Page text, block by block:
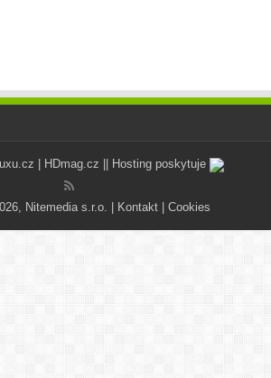
HDmag.cz || Hosting poskytuje
Nitemedia s.r.o. | Kontakt Cookies